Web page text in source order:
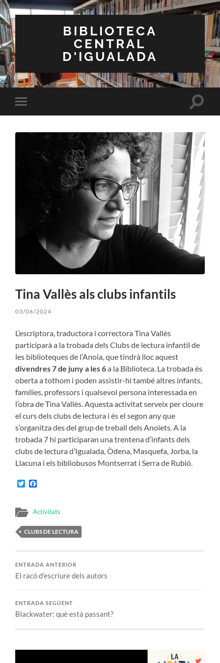
BIBLIOTECA
CENTRAL
D'IGUALADA
Toggle
mobile
Toggle
Tina Vallès als clubs infantils
03/06/2024
L’escriptora, traductora i correctora Tina Vallès
participarà a la trobada dels Clubs de lectura infantil de
les biblioteques de l’Anoia, que tindrà lloc aquest
divendres 7 de juny a les 6a la Biblioteca. La trobada és
oberta a tothom i poden assistir-hi també altres infants,
famílies, professors i qualsevol persona interessada en
l’obra de Tina Vallès. Aquesta activitat serveix per cloure
el curs dels clubs de lectura i és el segon any que
s’organitza des del grup de treball dels Anoiets. A la
trobada 7 hi participaran una trentena d’infants dels
clubs de lectura d’Igualada, Òdena, Masquefa, Jorba, la
Llacuna i els bibliobusos Montserrat i Serra de Rubió.
Twitter
Activitats
CLUBS DE LECTURA
ENTRADA ANTERIOR
El racó d’escriure dels autors
ENTRADA SEGÜENT
Blackwater: què està passant?